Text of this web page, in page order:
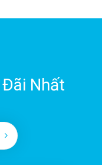
Đãi Nhất